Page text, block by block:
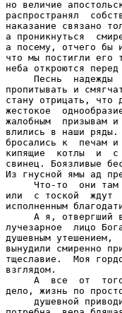
но величие
распространял
наказание связано
а проникнуться
а посему, отчего бы
что мы постигли его
неба откроются перед
Песнь  надежды
пропитывать и
стану отрицать, что
жестокое
жалобным  призывам
влились в наши ряды.
бросались к  печам
кипящие  котлы  и  с
свинец. Боязливые
Из гнусной ямы ад
Что-то  они
или  с тоской  ждут
исполненным
А я, отвергший
лучезарное  лицо
душевным
вынудили смиренно
тщеславие.  Моя
взглядом.
А  все  от
дело, жизнь по
душевной